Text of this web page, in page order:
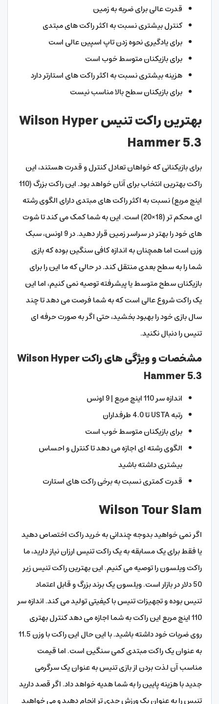
قدرت عالی برای ضربه به زمین
کنترل بیشتری نسبت به اکثر راکت های مبتدی
برای یادگیری نحوه زدن تاپ اسپین عالی است
برای بازیکنان متوسط خوب است
هزینه بیشتری نسبت به اکثر راکت های استارتر دارد
برای بازیکنان سطح بالا مناسب نیست
بهترین راکت تنیس Wilson Hyper
Hammer 5.3
برای بازیکنانی که خواهان تعادل کنترل و قدرت هستند، این
راکت بهترین انتخاب برای آنان خواهد بود. این راکت بزرگ (110
اینچ مربع) نسبت به اکثر راکت‌ های مبتدی دارای الگوی رشته
‌ای محکم ‌تر (18×20) است. این به شما کمک می کند تا شوت
های خود را بهتر در سراسر زمین قرار دهید. در 9 اونس، سبک
وزن است اما همچنان به اندازه کافی سنگین بوده که بازی
شما را به سطح بعدی منتقل کند. در حالی که ما این را برای
بازیکنان سطح متوسط یا پیشرفته توصیه نمی کنیم، اما این
یک راکت شروع عالی است که به شما فرصت می دهد تا چند
سال بازی خود را بهبود بخشید، حتی اگر به صورت حرفه ای
تنیس را دنبال نکنید.
مشخصات و ویژگی های راکت Wilson Hyper
Hammer 5.3
اندازه سر 110 اینچ مربع | 9 اونس
رتبه USTA تا 4.0 طرفداران
برای بازیکنان متوسط خوب است
الگوی رشته ای اجازه می دهد تا کنترل و احساس
بیشتری داشته باشید
قدرت کمتری نسبت به برخی راکت های استارت
Wilson Tour Slam
اگر نمی خواهید بدوجه چندانی به خرید راکت اختصاص دهید
یا فقط برای یک مسابقه به یک راکت تنیس ارزان نیاز دارید، ما
راکت ویلسون را توصیه می کنیم. این بهترین راکت تنیس زیر
50 دلار در بازار است. ویلسون یک برند بزرگ و قابل اعتماد
تنیس بوده و تجهیزات تنیس با کیفیتی تولید می کند. اندازه سر
110 اینچ مربع این راکت به شما اجازه می دهد کنترل بهتری
روی ضربات خود داشته باشید. با این حال این راکت با وزن 11.5
به عنوان یک راکت مبتدی کمی سنگین است. اما قیمت
مناسب آن لذت بردن از بازی تنیس به عنوان یک سرگرمی
جدید با هزینه پایین را به شما هدیه خواهد داد. اگر قصد دارید
تنیس را به عنوان یک ورزش جدی تر انجام دهید و می خواهید